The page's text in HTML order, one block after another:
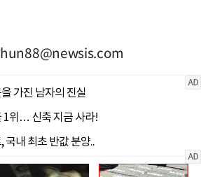
hun88@newsis.com